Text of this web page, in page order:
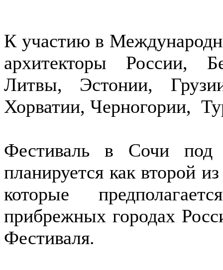
К участию в
архитекторы России,
Литвы, Эстонии,
Хорватии, Черногории,
Фестиваль в Сочи под
планируется как второй
которые
прибрежных городах
Фестиваля.